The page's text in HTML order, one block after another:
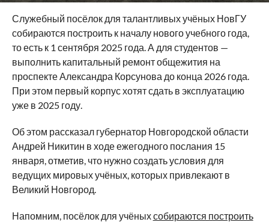
Служебный посёлок для талантливых учёных НовГУ
собираются построить к началу нового учебного года,
то есть к 1 сентября 2025 года. А для студентов —
выполнить капитальный ремонт общежития на
проспекте Александра Корсунова до конца 2026 года.
При этом первый корпус хотят сдать в эксплуатацию
уже в 2025 году.
Об этом рассказал губернатор Новгородской области
Андрей Никитин в ходе ежегодного послания 15
января, отметив, что нужно создать условия для
ведущих мировых учёных, которых привлекают в
Великий Новгород.
Напомним, посёлок для учёныхсобираются построить